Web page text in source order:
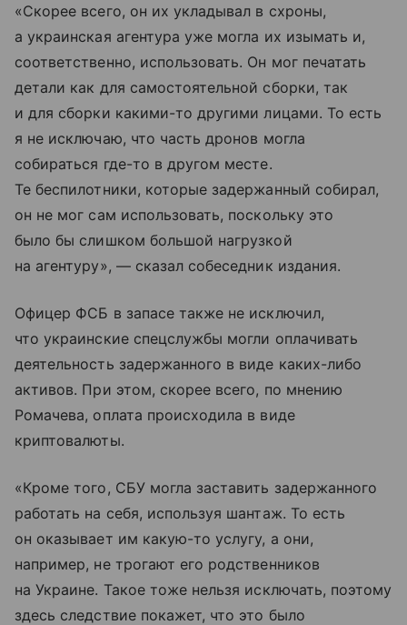
«Скорее всего, он их укладывал в схроны,
а украинская агентура уже могла их изымать и,
соответственно, использовать. Он мог печатать
детали как для самостоятельной сборки, так
и для сборки какими-то другими лицами. То есть
я не исключаю, что часть дронов могла
собираться где-то в другом месте.
Те беспилотники, которые задержанный собирал,
он не мог сам использовать, поскольку это
было бы слишком большой нагрузкой
на агентуру», — сказал собеседник издания.
Офицер ФСБ в запасе также не исключил,
что украинские спецслужбы могли оплачивать
деятельность задержанного в виде каких-либо
активов. При этом, скорее всего, по мнению
Ромачева, оплата происходила в виде
криптовалюты.
«Кроме того, СБУ могла заставить задержанного
работать на себя, используя шантаж. То есть
он оказывает им какую-то услугу, а они,
например, не трогают его родственников
на Украине. Такое тоже нельзя исключать, поэтому
здесь следствие покажет, что это было